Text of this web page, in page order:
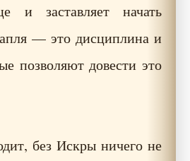
и заставляет начать
— это дисциплина и
позволяют довести это
без Искры ничего не